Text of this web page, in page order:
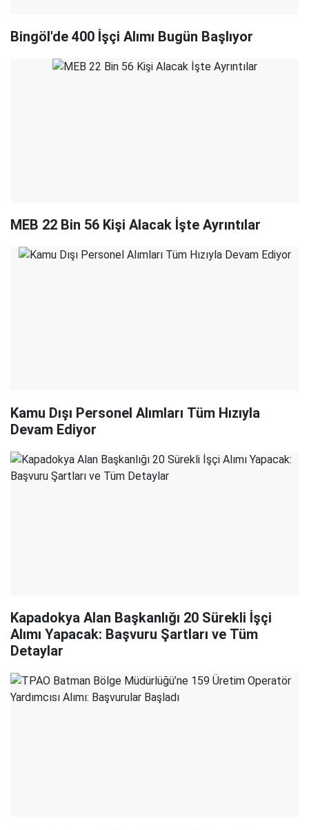
Bingöl'de 400 İşçi Alımı Bugün Başlıyor
MEB 22 Bin 56 Kişi Alacak İşte Ayrıntılar
Kamu Dışı Personel Alımları Tüm Hızıyla
Devam Ediyor
Kapadokya Alan Başkanlığı 20 Sürekli İşçi
Alımı Yapacak: Başvuru Şartları ve Tüm
Detaylar